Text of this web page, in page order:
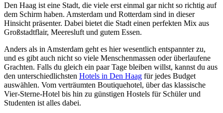
Den Haag ist eine Stadt, die viele erst einmal gar nicht so richtig auf
dem Schirm haben. Amsterdam und Rotterdam sind in dieser
Hinsicht präsenter. Dabei bietet die Stadt einen perfekten Mix aus
Großstadtflair, Meeresluft und gutem Essen.
Anders als in Amsterdam geht es hier wesentlich entspannter zu,
und es gibt auch nicht so viele Menschenmassen oder überlaufene
Grachten. Falls du gleich ein paar Tage bleiben willst, kannst du aus
den unterschiedlichsten Hotels in Den Haag für jedes Budget
auswählen. Vom verträumten Boutiquehotel, über das klassische
Vier-Sterne-Hotel bis hin zu günstigen Hostels für Schüler und
Studenten ist alles dabei.